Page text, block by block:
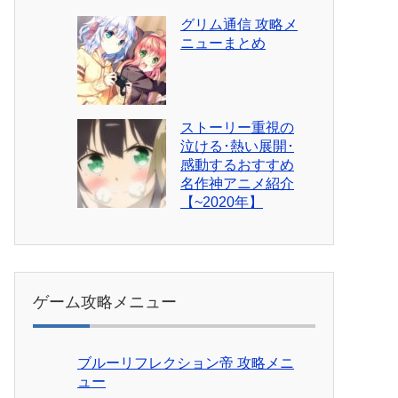
グリム通信 攻略メ
ニューまとめ
ストーリー重視の
泣ける･熱い展開･
感動するおすすめ
名作神アニメ紹介
【~2020年】
ゲーム攻略メニュー
ブルーリフレクション帝 攻略メニ
ュー